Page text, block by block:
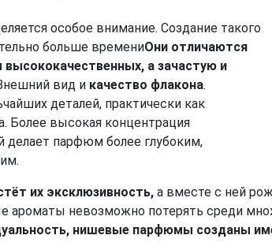
особое внимание. Создание такого
больше времениОни отличаются
а зачастую и
вид и качество флакона.
деталей, практически как
Более высокая концентрация
делает парфюм более глубоким,
их эксклюзивность, а вместе с ней
ароматы невозможно потерять среди
нишевые парфюмы созданы